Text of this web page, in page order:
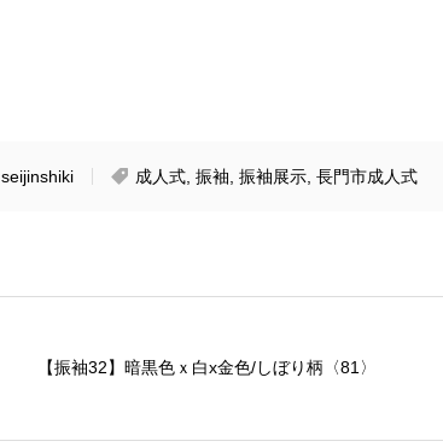
seijinshiki 成人式 振袖 振袖展示 長門市成人式
【振袖32】暗黒色ｘ白x金色/しぼり柄〈81〉